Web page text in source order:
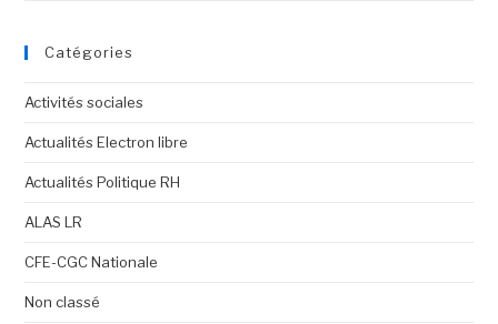
Catégories
Activités sociales
Actualités Electron libre
Actualités Politique RH
ALAS LR
CFE-CGC Nationale
Non classé